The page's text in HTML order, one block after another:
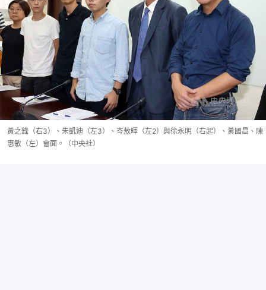
黃之鋒（右3）、朱凱迪（左3）、岑敖暉（左2）與徐永明（右起）、黃國昌、陳
惠敏（左）會面。（中央社）